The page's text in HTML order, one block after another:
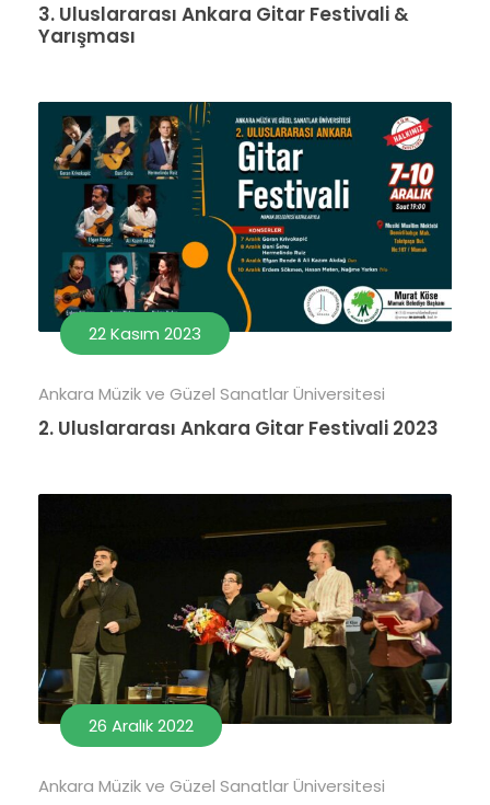
3. Uluslararası Ankara Gitar Festivali &
Yarışması
22 Kasım 2023
Ankara Müzik ve Güzel Sanatlar Üniversitesi
2. Uluslararası Ankara Gitar Festivali 2023
26 Aralık 2022
Ankara Müzik ve Güzel Sanatlar Üniversitesi